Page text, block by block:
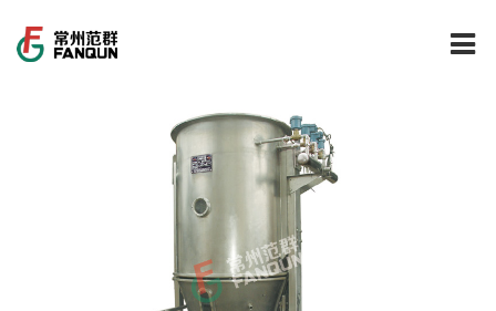
新能源行业锂电池专用干燥焙烧设备